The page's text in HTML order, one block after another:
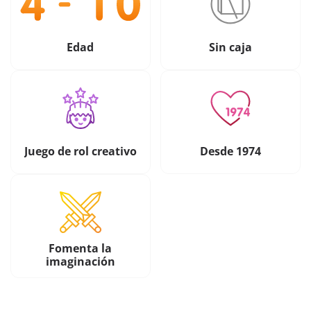
Edad Sin caja
Juego de rol creativo Desde 1974
Fomenta la
imaginación